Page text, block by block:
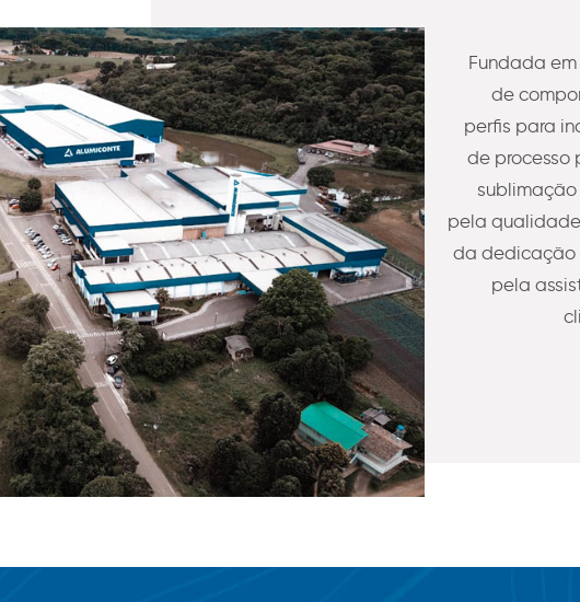
Fundada
de
perfis para
de processo
pela
da dedicação
pela